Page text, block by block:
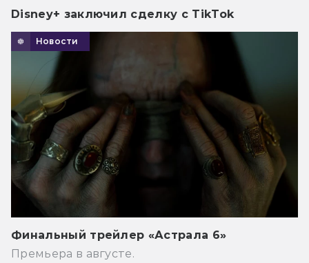
Disney+ заключил сделку с TikTok
Новости
Финальный трейлер «Астрала 6»
Премьера в августе.